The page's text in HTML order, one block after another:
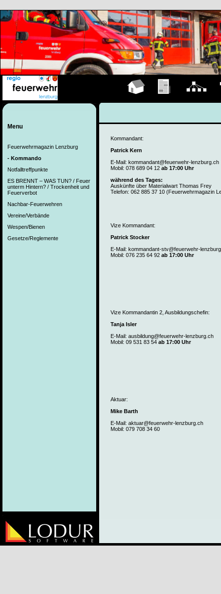
Menu
Feuerwehrmagazin Lenzburg
- Kommando
Notfalltreffpunkte
ES BRENNT – WAS TUN? / Feuer
unterm Hintern? / Trockenheit und
Feuerverbot
Nachbar-Feuerwehren
Vereine/Verbände
Wespen/Bienen
Gesetze/Reglemente
Kommandant:
Patrick Kern
E-Mail: kommandant@feuerwehr-lenzburg.ch
Mobil: 078 689 04 12 ab 17:00 Uhr
während des Tages:
Auskünfte über Materialwart Thomas Frey
Telefon: 062 885 37 10 (Feuerwehrmagazin
Vize Kommandant:
Patrick Stocker
E-Mail: kommandant-stv@feuerwehr-
Mobil: 076 235 64 92 ab 17:00 Uhr
Vize Kommandantin 2, Ausbildungschefin:
Tanja Isler
E-Mail: ausbildung@feuerwehr-lenzburg.ch
Mobil: 09 531 83 54 ab 17:00 Uhr
Aktuar:
Mike Barth
E-Mail: aktuar@feuerwehr-lenzburg.ch
Mobil: 079 708 34 60